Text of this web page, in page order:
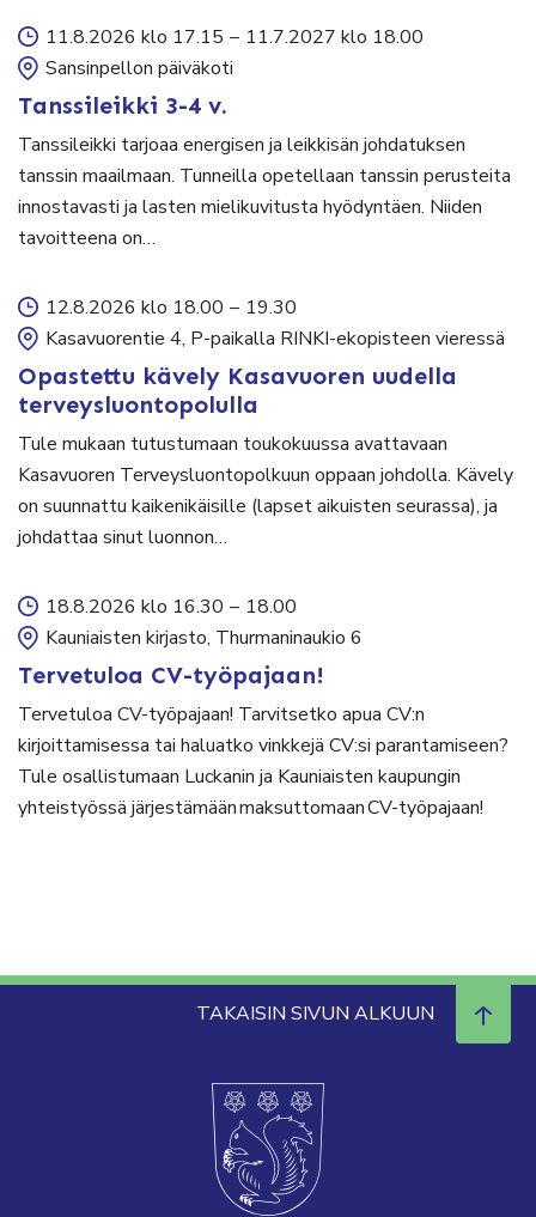
11.8.2026 klo 17.15 – 11.7.2027 klo 18.00
Sansinpellon päiväkoti
Tanssileikki 3-4 v.
Tanssileikki tarjoaa energisen ja leikkisän johdatuksen
tanssin maailmaan. Tunneilla opetellaan tanssin perusteita
innostavasti ja lasten mielikuvitusta hyödyntäen. Niiden
tavoitteena on…
12.8.2026 klo 18.00 – 19.30
Kasavuorentie 4, P-paikalla RINKI-ekopisteen vieressä
Opastettu kävely Kasavuoren uudella
terveysluontopolulla
Tule mukaan tutustumaan toukokuussa avattavaan
Kasavuoren Terveysluontopolkuun oppaan johdolla. Kävely
on suunnattu kaikenikäisille (lapset aikuisten seurassa), ja
johdattaa sinut luonnon…
18.8.2026 klo 16.30 – 18.00
Kauniaisten kirjasto, Thurmaninaukio 6
Tervetuloa CV-työpajaan!
Tervetuloa CV-työpajaan! Tarvitsetko apua CV:n
kirjoittamisessa tai haluatko vinkkejä CV:si parantamiseen?
Tule osallistumaan Luckanin ja Kauniaisten kaupungin
yhteistyössä järjestämään maksuttomaan CV-työpajaan!
TAKAISIN SIVUN ALKUUN